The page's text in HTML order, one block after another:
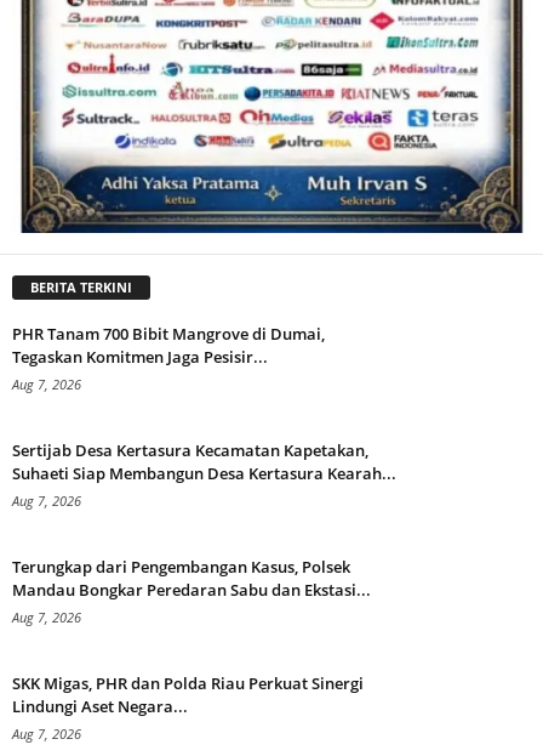
BERITA TERKINI
PHR Tanam 700 Bibit Mangrove di Dumai,
Tegaskan Komitmen Jaga Pesisir...
Aug 7, 2026
Sertijab Desa Kertasura Kecamatan Kapetakan,
Suhaeti Siap Membangun Desa Kertasura Kearah...
Aug 7, 2026
Terungkap dari Pengembangan Kasus, Polsek
Mandau Bongkar Peredaran Sabu dan Ekstasi...
Aug 7, 2026
SKK Migas, PHR dan Polda Riau Perkuat Sinergi
Lindungi Aset Negara...
Aug 7, 2026